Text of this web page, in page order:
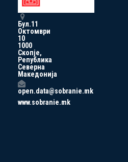
Бул.11
Октомври
10
1000
Скопје,
Република
Северна
Македонија
open.data@sobranie.mk
www.sobranie.mk